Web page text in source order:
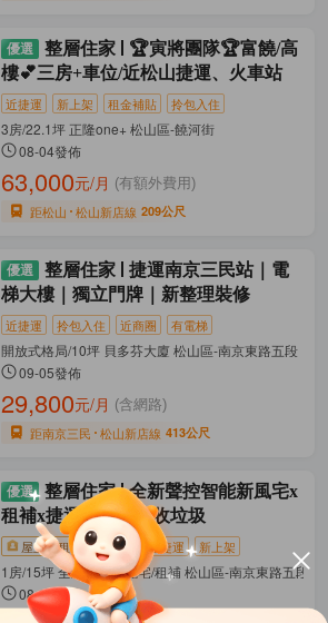
整層住家
🏆寅將團隊🏆富饒/高
樓💕三房+車位/近松山捷運、火車站
近捷運 新上架 租金補貼 拎包入住
3房/22.1坪 正隆one+ 松山區-饒河街
08-04發佈
63,000元/月 (有額外費用)
距松山 松山新店線 209公尺
整層住家
捷運南京三民站｜電
梯大樓｜獨立門牌｜新整理裝修
近捷運 拎包入住 近商圈 有電梯
開放式格局/10坪 貝多芬大廈 松山區-南京東路五段
09-05發佈
29,800元/月 (含網路)
距南京三民 松山新店線 413公尺
整層住家
全新聲控智能新風宅x
租補x捷運2分鐘x代收垃圾
屋主直租 影片賞屋 近捷運 新上架
1房/15坪 全新聲控智能宅/租補 松山區-南京東路五段
08-05發佈